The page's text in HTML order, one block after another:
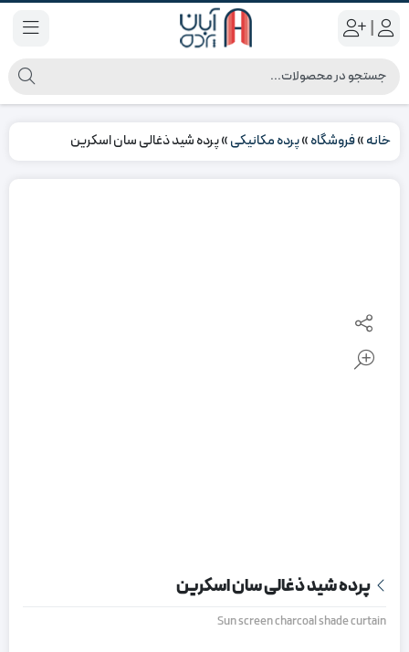
|
خانه»فروشگاه»پرده مکانیکی»پرده شید ذغالی سان اسکرین
پرده شید ذغالی سان اسکرین
Sun screen charcoal shade curtain